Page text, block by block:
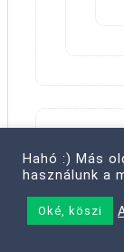
Hahó :) Más
használunk a
Oké, köszi